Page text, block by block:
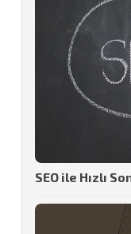
SEO ile Hızlı